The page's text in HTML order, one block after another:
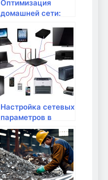
Оптимизация
домашней сети:
Настройка сетевых
параметров в
Windows